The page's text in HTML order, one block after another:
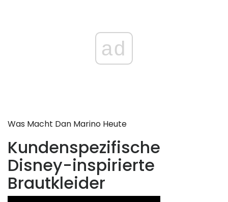
ad
Was Macht Dan Marino Heute
Kundenspezifische
Disney-inspirierte
Brautkleider